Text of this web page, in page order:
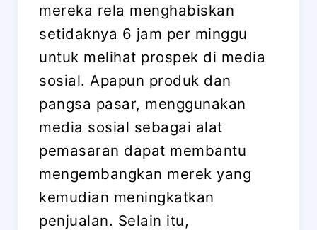
mereka rela menghabiskan
setidaknya 6 jam per minggu
untuk melihat prospek di media
sosial. Apapun produk dan
pangsa pasar, menggunakan
media sosial sebagai alat
pemasaran dapat membantu
mengembangkan merek yang
kemudian meningkatkan
penjualan. Selain itu,